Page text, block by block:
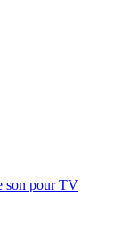
son pour TV